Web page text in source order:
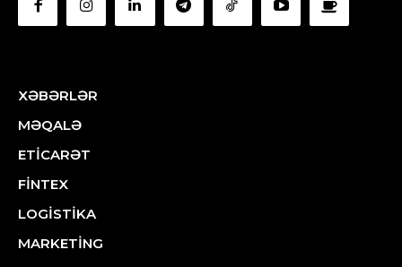
XƏBƏRLƏR
MƏQALƏ
ETİCARƏT
FİNTEX
LOGİSTİKA
MARKETİNG